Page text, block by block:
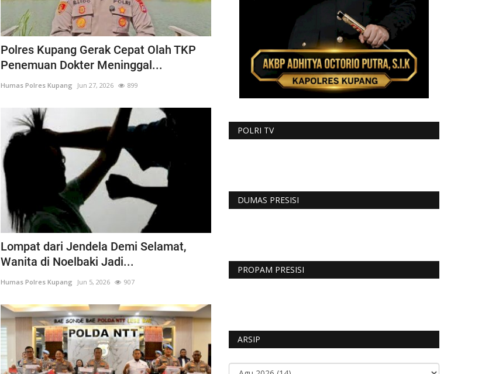
Polres Kupang Gerak Cepat Olah TKP
Penemuan Dokter Meninggal...
Humas Polres Kupang Jun 27, 2026 899
Lompat dari Jendela Demi Selamat,
Wanita di Noelbaki Jadi...
Humas Polres Kupang Jun 5, 2026 907
POLRI TV
DUMAS PRESISI
PROPAM PRESISI
ARSIP